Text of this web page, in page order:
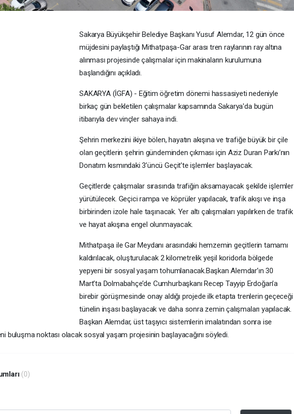
Sakarya Büyükşehir Belediye Başkanı Yusuf Alemdar, 12 gün önce
müjdesini paylaştığı Mithatpaşa-Gar arası tren raylarının ray altına
alınması projesinde çalışmalar için makinaların kurulumuna
başlandığını açıkladı.
SAKARYA (İGFA) - Eğitim öğretim dönemi hassasiyeti nedeniyle
birkaç gün bekletilen çalışmalar kapsamında Sakarya'da bugün
itibarıyla dev vinçler sahaya indi.
Şehrin merkezini ikiye bölen, hayatın akışına ve trafiğe büyük bir çile
olan geçitlerin şehrin gündeminden çıkması için Aziz Duran Parkı’nın
Donatım kısmındaki 3’üncü Geçit’te işlemler başlayacak.
Geçitlerde çalışmalar sırasında trafiğin aksamayacak şekilde işlemler
yürütülecek. Geçici rampa ve köprüler yapılacak, trafik akışı ve inşa
birbirinden izole hale taşınacak. Yer altı çalışmaları yapılırken de trafik
ve hayat akışına engel olunmayacak.
Mithatpaşa ile Gar Meydanı arasındaki hemzemin geçitlerin tamamı
kaldırılacak, oluşturulacak 2 kilometrelik yeşil koridorla bölgede
yepyeni bir sosyal yaşam tohumlanacak.Başkan Alemdar’ın 30
Mart’ta Dolmabahçe’de Cumhurbaşkanı Recep Tayyip Erdoğan’a
birebir görüşmesinde onay aldığı projede ilk etapta trenlerin geçeceği
tünelin inşası başlayacak ve daha sonra zemin çalışmaları yapılacak.
Başkan Alemdar, üst taşıyıcı sistemlerin imalatından sonra ise
buluşma noktası olacak sosyal yaşam projesinin başlayacağını söyledi.
(0)